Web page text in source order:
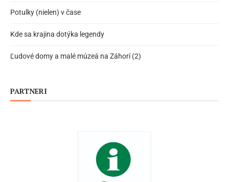
Potulky (nielen) v čase
Kde sa krajina dotýka legendy
Ľudové domy a malé múzeá na Záhorí (2)
PARTNERI